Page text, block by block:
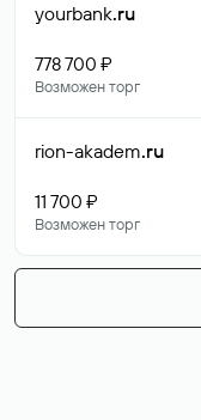
yourbank.ru
778 700 ₽
Возможен торг
rion-akadem.ru
11 700 ₽
Возможен торг